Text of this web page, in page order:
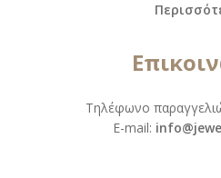
Τηλέφωνο
Ε-mail: